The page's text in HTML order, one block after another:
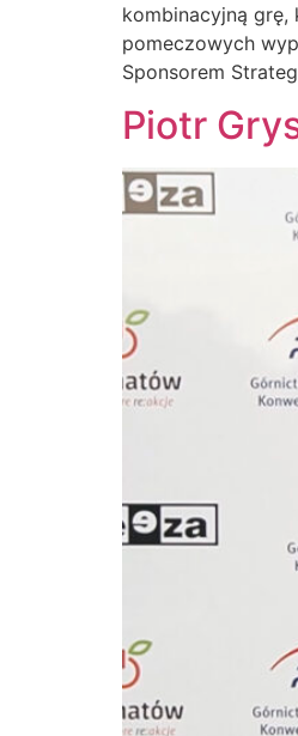
kombinacyjną grę,
pomeczowych
Sponsorem
Piotr